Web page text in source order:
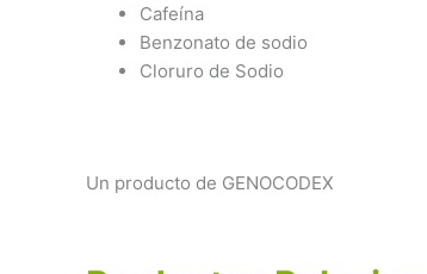
Cafeína
Benzonato de sodio
Cloruro de Sodio
Un producto de GENOCODEX